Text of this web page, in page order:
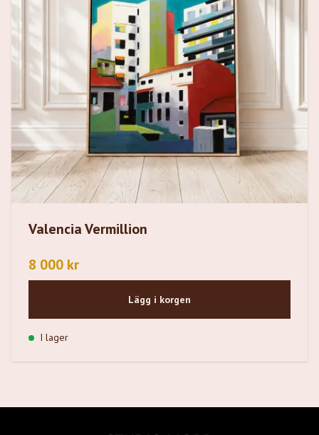
Valencia Vermillion
8 000 kr
Lägg i korgen
I lager